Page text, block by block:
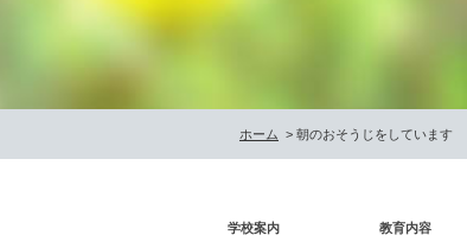
ホーム > 朝のおそうじをしています
学校案内 教育内容